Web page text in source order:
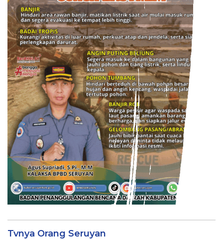
Tvnya Orang Seruyan